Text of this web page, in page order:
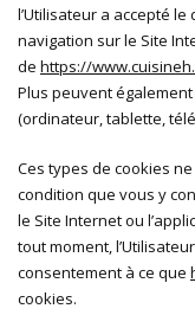
l’Utilisateur a accepté
navigation sur le Site
de https://
Plus peuvent
(ordinateur, tablette,
Ces types de cookies
condition que vous y
le Site Internet ou
tout moment,
consentement à ce que
cookies.